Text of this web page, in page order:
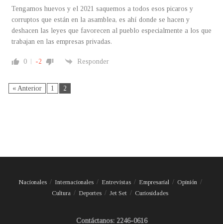
Tengamos huevos y el 2021 saquemos a todos esos picaros y
corruptos que están en la asamblea, es ahí donde se hacen y
deshacen las leyes que favorecen al pueblo especialmente a los que
trabajan en las empresas privadas.
0 -2 Responder
« Anterior 1 2
Nacionales Internacionales Entrevistas Empresarial
Opinión
Cultura
Deportes Jet Set Curiosidades
Contáctanos: 2246-0616